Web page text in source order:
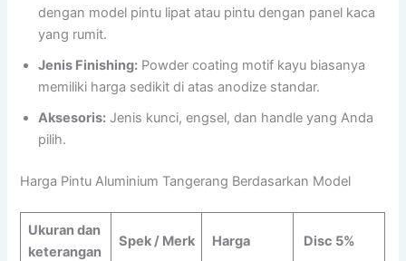
dengan model pintu lipat atau pintu dengan panel kaca
yang rumit.
Jenis Finishing: Powder coating motif kayu biasanya
memiliki harga sedikit di atas anodize standar.
Aksesoris: Jenis kunci, engsel, dan handle yang Anda
pilih.
Harga Pintu Aluminium Tangerang Berdasarkan Model
Ukuran dan
keterangan
Spek / Merk Harga Disc 5%